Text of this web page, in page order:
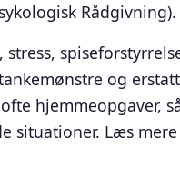
Rådgivning).
, stress,
og
hjemmeopgaver,
situationer. Læs